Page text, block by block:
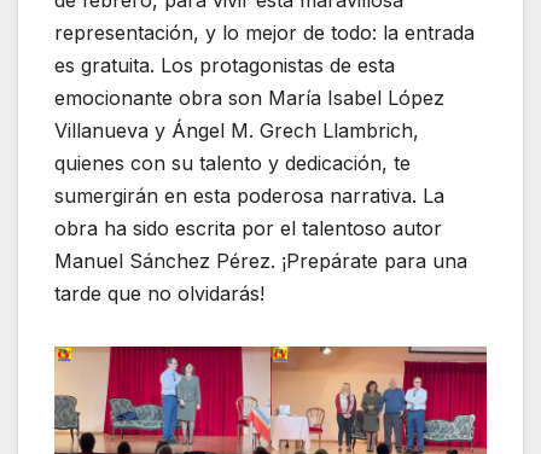
representación, y lo mejor de todo: la entrada
es gratuita. Los protagonistas de esta
emocionante obra son María Isabel López
Villanueva y Ángel M. Grech Llambrich,
quienes con su talento y dedicación, te
sumergirán en esta poderosa narrativa. La
obra ha sido escrita por el talentoso autor
Manuel Sánchez Pérez. ¡Prepárate para una
tarde que no olvidarás!